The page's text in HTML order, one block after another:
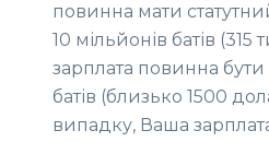
повинна мати
10 мільйонів батів
зарплата повинна
батів (близько 1500
випадку, Ваша